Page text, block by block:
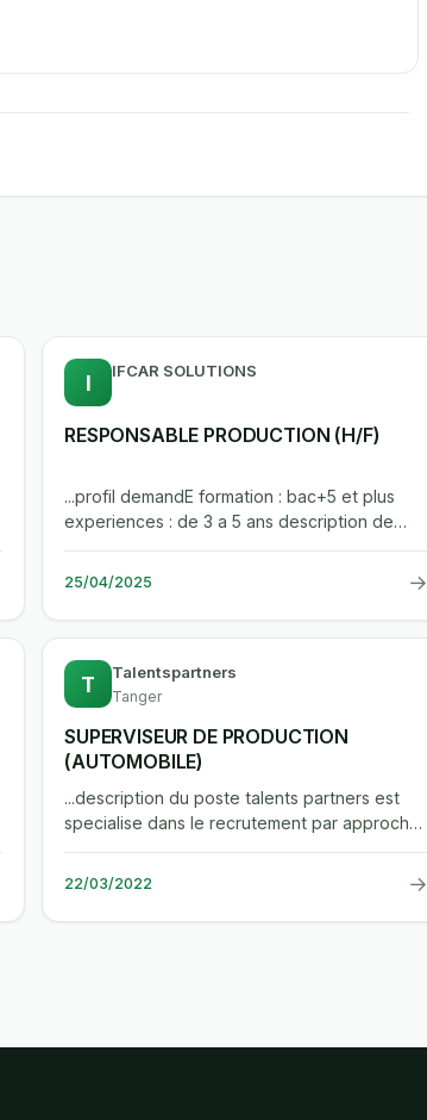
I IFCAR SOLUTIONS
RESPONSABLE PRODUCTION (H/F)
...profil demandE formation : bac+5 et plus
experiences : de 3 a 5 ans description de
l'emploi mission principale : le...
25/04/2025 →
T Talentspartners
Tanger
SUPERVISEUR DE PRODUCTION
(AUTOMOBILE)
...description du poste talents partners est
specialise dans le recrutement par approche
directe et la mise a disposition...
22/03/2022 →